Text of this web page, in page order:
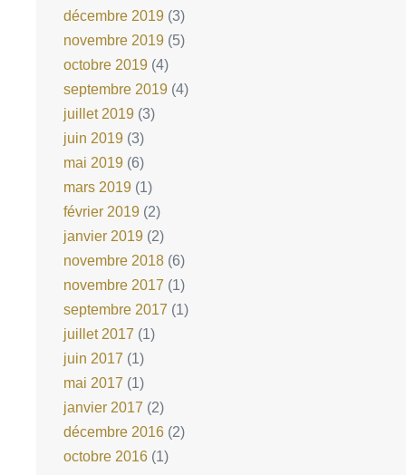
décembre 2019 (3)
novembre 2019 (5)
octobre 2019 (4)
septembre 2019 (4)
juillet 2019 (3)
juin 2019 (3)
mai 2019 (6)
mars 2019 (1)
février 2019 (2)
janvier 2019 (2)
novembre 2018 (6)
novembre 2017 (1)
septembre 2017 (1)
juillet 2017 (1)
juin 2017 (1)
mai 2017 (1)
janvier 2017 (2)
décembre 2016 (2)
octobre 2016 (1)